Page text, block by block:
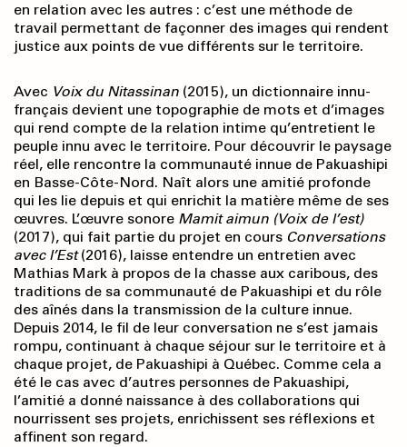
en relation avec les autres : c’est une méthode de
travail permettant de façonner des images qui rendent
justice aux points de vue différents sur le territoire.
Avec Voix du Nitassinan (2015), un dictionnaire innu-
français devient une topographie de mots et d’images
qui rend compte de la relation intime qu’entretient le
peuple innu avec le territoire. Pour découvrir le paysage
réel, elle rencontre la communauté innue de Pakuashipi
en Basse-Côte-Nord. Naît alors une amitié profonde
qui les lie depuis et qui enrichit la matière même de ses
œuvres. L’œuvre sonore Mamit aimun (Voix de l’est)
(2017), qui fait partie du projet en cours Conversations
avec l’Est(2016), laisse entendre un entretien avec
Mathias Mark à propos de la chasse aux caribous, des
traditions de sa communauté de Pakuashipi et du rôle
des aînés dans la transmission de la culture innue.
Depuis 2014, le fil de leur conversation ne s’est jamais
rompu, continuant à chaque séjour sur le territoire et à
chaque projet, de Pakuashipi à Québec. Comme cela a
été le cas avec d’autres personnes de Pakuashipi,
l’amitié a donné naissance à des collaborations qui
nourrissent ses projets, enrichissent ses réflexions et
affinent son regard.